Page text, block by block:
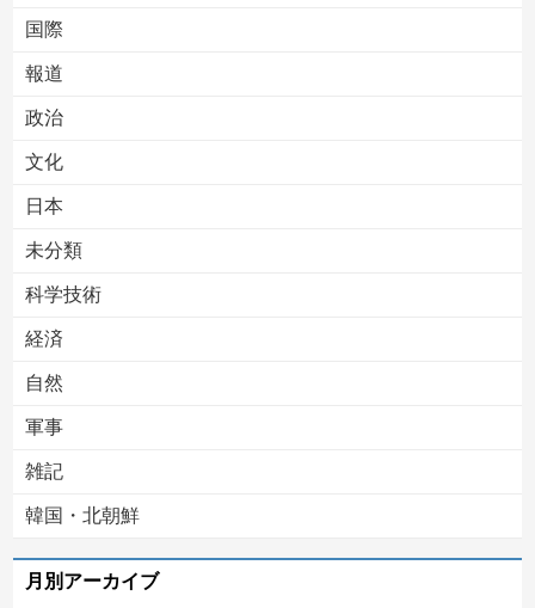
国際
報道
政治
文化
日本
未分類
科学技術
経済
自然
軍事
雑記
韓国・北朝鮮
月別アーカイブ